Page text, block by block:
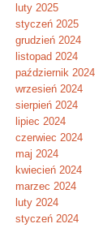
luty 2025
styczeń 2025
grudzień 2024
listopad 2024
październik 2024
wrzesień 2024
sierpień 2024
lipiec 2024
czerwiec 2024
maj 2024
kwiecień 2024
marzec 2024
luty 2024
styczeń 2024